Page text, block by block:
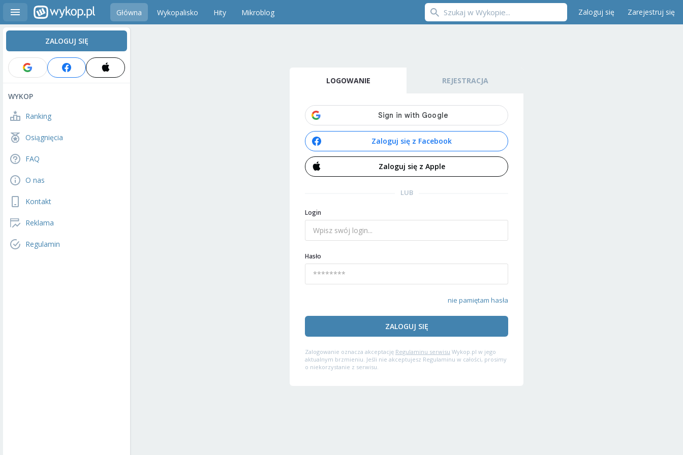
Główna Wykopalisko Hity Mikroblog Zaloguj się Zarejestruj się
ZALOGUJ SIĘ
WYKOP
Ranking
Osiągnięcia
FAQ
O nas
Kontakt
Reklama
Regulamin
LOGOWANIE REJESTRACJA
Zaloguj się z Facebook
Zaloguj się z Apple
LUB
Login
Hasło
nie pamiętam hasła
ZALOGUJ SIĘ
Zalogowanie oznacza akceptację Regulaminu serwisu Wykop.pl w jego
aktualnym brzmieniu. Jeśli nie akceptujesz Regulaminu w całości, prosimy
o niekorzystanie z serwisu.